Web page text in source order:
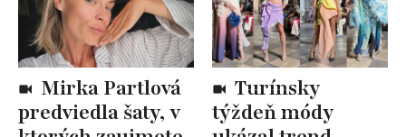
predviedla šaty, v
týždeň módy